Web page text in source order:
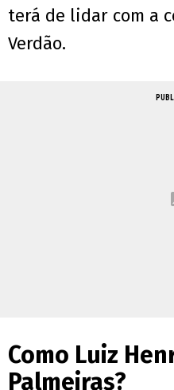
terá de lidar com a
Verdão.
Como Luiz
Palmeiras?